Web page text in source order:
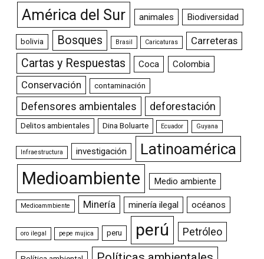
América del Sur animales Biodiversidad
bolivia Bosques Brasil Caricaturas Carreteras
Cartas y Respuestas Coca Colombia
Conservación contaminación
Defensores ambientales deforestación
Delitos ambientales Dina Boluarte Ecuador Guyana
Infraestructura investigación Latinoamérica
Medioambiente Medio ambiente
Medioammbiente Minería minería ilegal océanos
oro ilegal pepe mujica peru perú Petróleo